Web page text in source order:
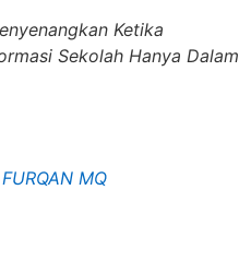
Ketika
Sekolah Hanya Dalam
MQ